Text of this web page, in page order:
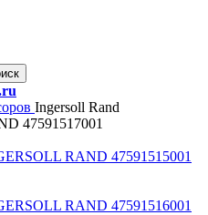
Ingersoll Rand
47591517001
RAND 47591515001
RAND 47591516001